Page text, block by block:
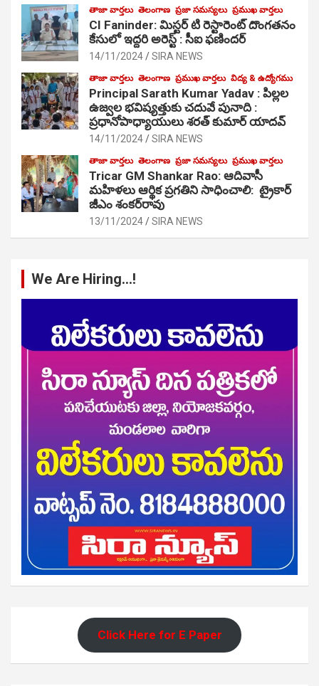
తాజా వార్తలు తెలంగాణ ప్రజా సమస్యలు ప్రముఖ వార్తలు
CI Faninder: మిస్టర్ టి రెస్టారెంట్ దొంగతనం
కేసులో ఇద్దరి అరెస్ట్ : సీఐ ఫణిందర్
14/11/2024 SIRA NEWS
తాజా వార్తలు తెలంగాణ ప్రముఖ వార్తలు విద్య & ఉద్యోగము
Principal Sarath Kumar Yadav : పిల్లల
ఉజ్వల భవిష్యత్తుకు చదువే పునాది :
ప్రధానోపాధ్యాయులు శరత్ కుమార్ యాదవ్
14/11/2024 SIRA NEWS
తాజా వార్తలు తెలంగాణ ప్రజా సమస్యలు ప్రముఖ వార్తలు
Tricar GM Shankar Rao: ఆదివాసీ
మహిళలు ఆర్థిక ప్రగతిని సాధించాలి: ట్రైకార్
జీఎం శంకర్‌రావు
13/11/2024 SIRA NEWS
We Are Hiring…!
Click Here for E Paper